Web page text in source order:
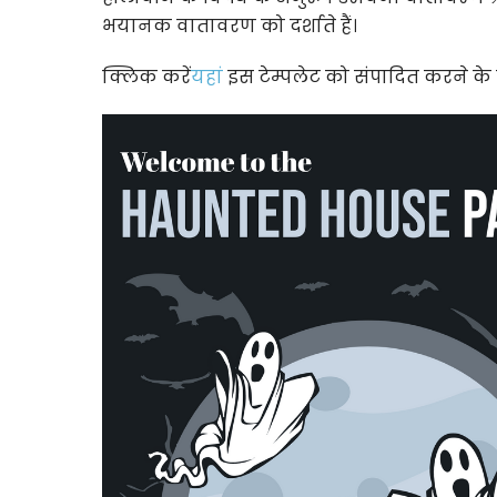
भयानक वातावरण को दर्शाते हैं।
क्लिक करेंयहांइस टेम्पलेट को संपादित करने के